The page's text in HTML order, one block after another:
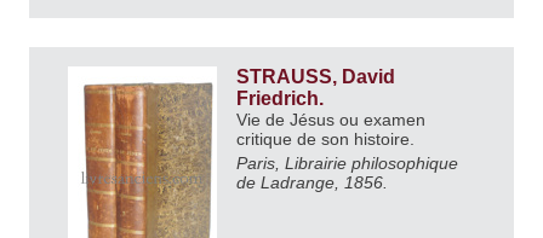
STRAUSS, David
Friedrich.
Vie de Jésus ou examen
critique de son histoire.
Paris, Librairie philosophique
de Ladrange, 1856.